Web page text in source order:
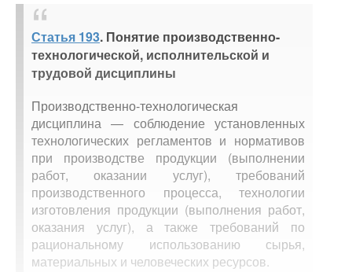
Статья 193. Понятие производственно-
технологической, исполнительской и
трудовой дисциплины
Производственно-технологическая
дисциплина — соблюдение установленных
технологических регламентов и нормативов
при производстве продукции (выполнении
работ, оказании услуг), требований
производственного процесса, технологии
изготовления продукции (выполнения работ,
оказания услуг), а также требований по
рациональному использованию сырья,
материальных и человеческих ресурсов.